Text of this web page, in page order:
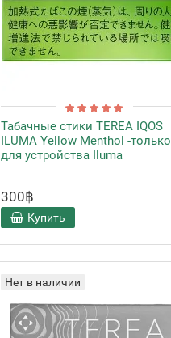
Табачные стики TEREA IQOS
ILUMA Yellow Menthol -только
для устройства Iluma
300฿
Купить
Нет в наличии